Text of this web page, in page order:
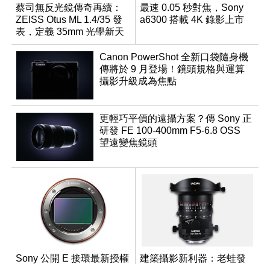
蔡司無反光鏡傳奇再續：
ZEISS Otus ML 1.4/35 發
表，定義 35mm 光學新天
花板
最速 0.05 秒對焦，Sony
a6300 搭載 4K 錄影上市
Canon PowerShot 全新口袋隨身機
傳將於 9 月登場！鏡頭規格與運算
攝影升級成為焦點
更輕巧平價的遠攝方案？傳 Sony 正
研發 FE 100-400mm F5-6.8 OSS
望遠變焦鏡頭
Sony 公開 E 接環最新授權
建築攝影新利器：老蛙發